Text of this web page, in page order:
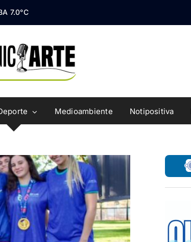
7.0°C
Medioambiente Notipositiva